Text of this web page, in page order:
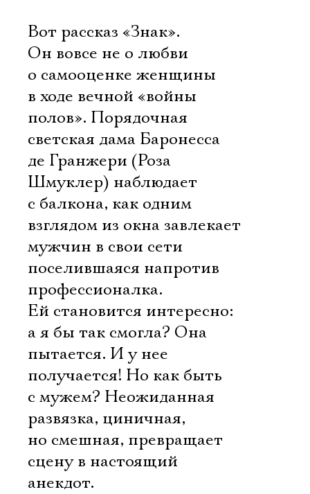
Вот рассказ «Знак».
Он вовсе не о любви 
о самооценке женщины
в ходе вечной «войны
полов». Порядочная
светская дама Баронесса
де Гранжери (Роза
Шмуклер) наблюдает
с балкона, как одним
взглядом из окна завлекает
мужчин в свои сети
поселившаяся напротив
профессионалка.
Ей становится интересно:
а я бы так смогла? Она
пытается. И у нее
получается! Но как быть
с мужем? Неожиданная
развязка, циничная,
но смешная, превращает
сцену в настоящий
анекдот.